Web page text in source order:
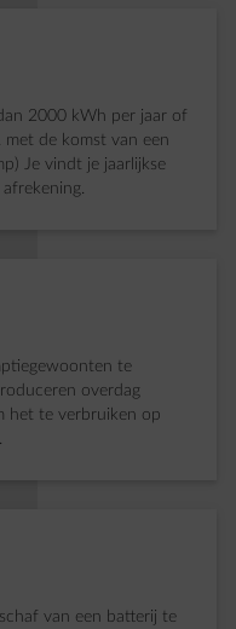
2000 kWh per jaar of
de komst van een
Je vindt je jaarlijkse
te
overdag
het te verbruiken op
van een batterij te